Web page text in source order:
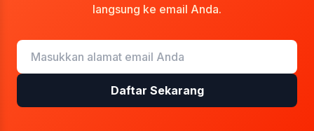
langsung ke email Anda.
Daftar Sekarang